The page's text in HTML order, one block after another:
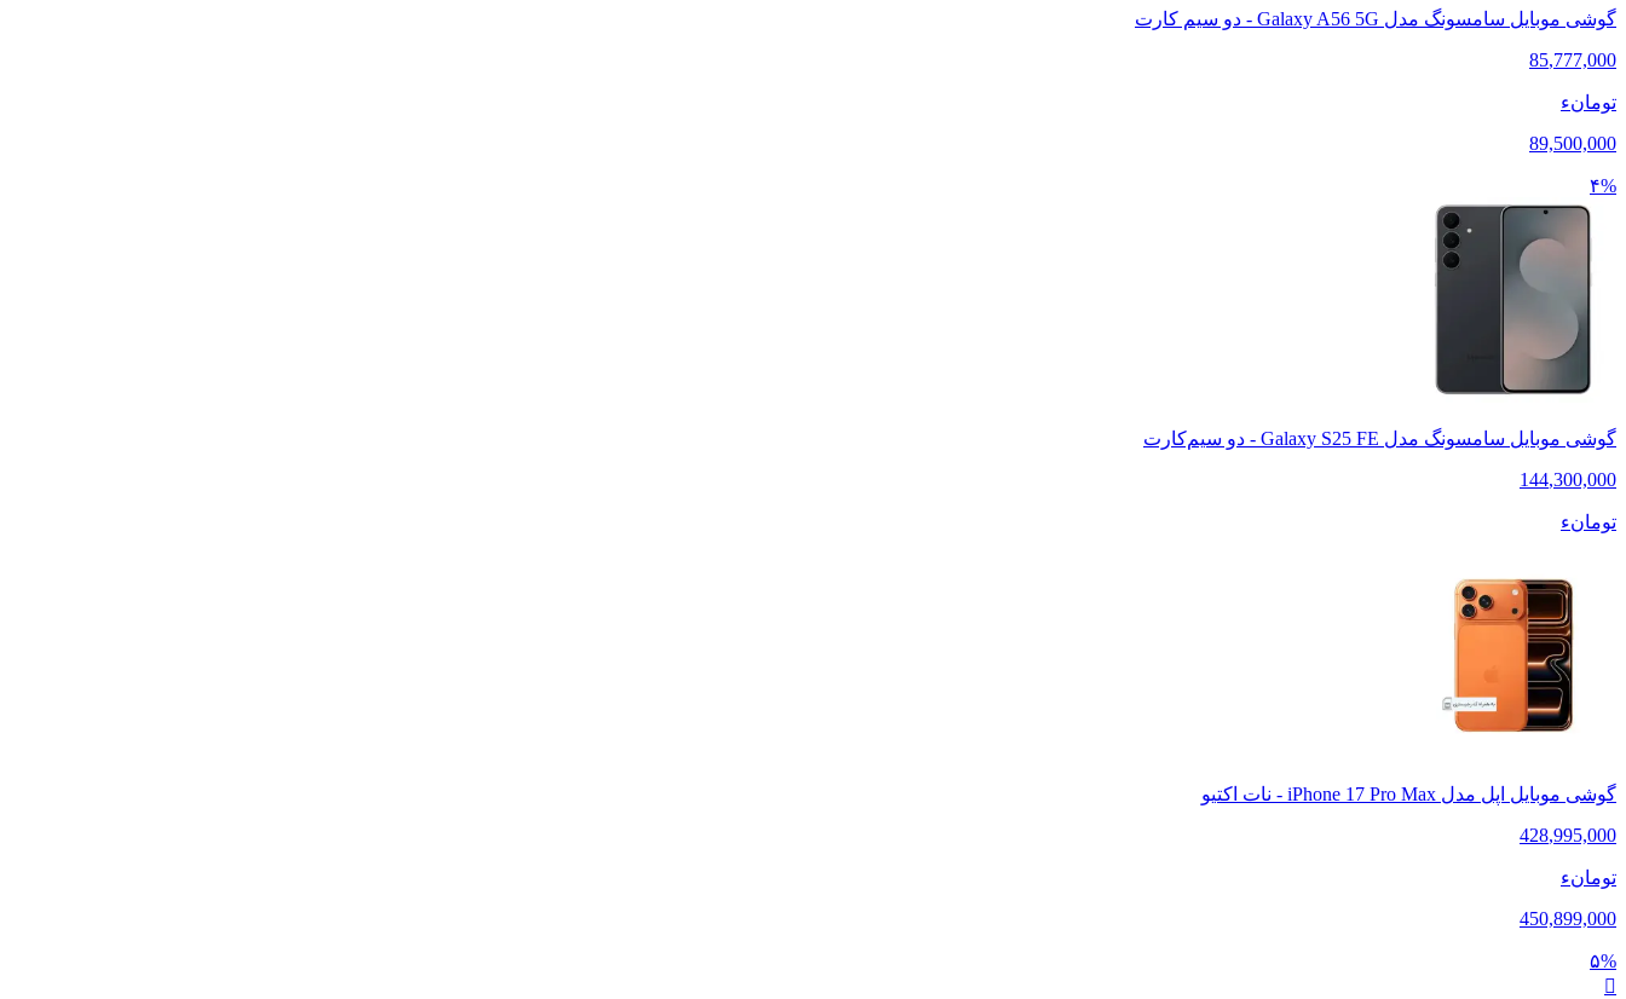
گوشی موبایل سامسونگ مدل Galaxy A56 5G - دو سیم کارت
85,777,000
تومانء
89,500,000
۴%
گوشی موبایل سامسونگ مدل Galaxy S25 FE - دو سیم‌کارت
144,300,000
تومانء
گوشی موبایل اپل مدل iPhone 17 Pro Max - نات اکتیو
428,995,000
تومانء
450,899,000
۵%